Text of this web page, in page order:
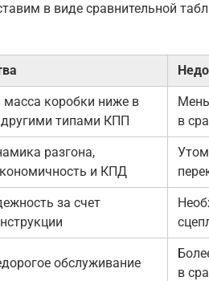
в виде сравнительной
масса коробки ниже в
другими типами КПП
в
разгона,
и КПД
за счет
обслуживание
в